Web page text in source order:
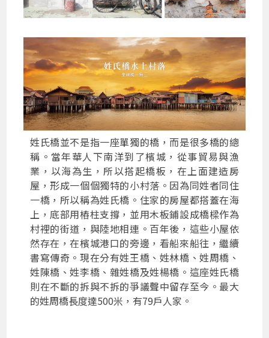
姓氏橋並不是指一座單獨的橋，而是很多橋的總
稱。當年華人下南洋到了檳城，從事貿易與漁
業，以海為生，所以搭起橋板，在上面建造房
屋，形成一個個獨特的小村落。因為同姓者同住
一橋，所以稱為姓氏橋。住家的房屋都搭蓋在海
上，底部用樁柱支撐，並用木板鋪設成橋樑作為
村裡的街道，與陸地相連。百年後，這些小屋依
然存在，在檳城港口的旁邊，看船來船往，繼續
書寫傳奇。現在分有姓王橋、姓林橋、姓周橋、
姓陳橋、姓李橋、雜姓橋及姓楊橋。這座姓氏橋
則在不斷的拆與不拆的爭議聲中留存至今。最大
的姓周橋長度達500米，有79戶人家。